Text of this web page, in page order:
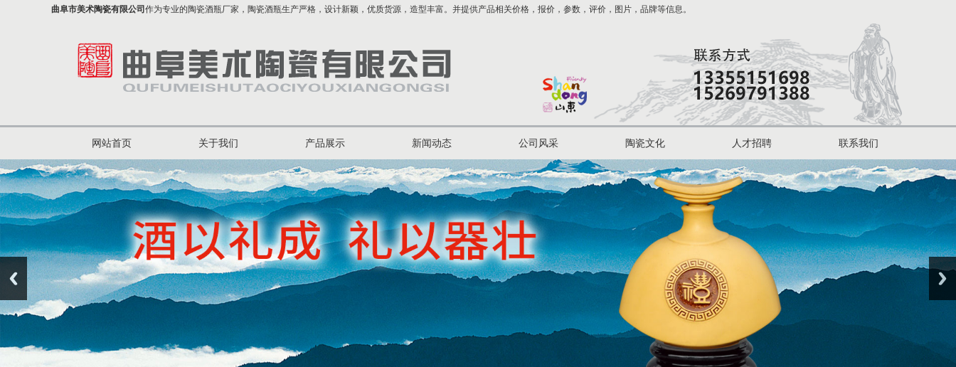
曲阜市美术陶瓷有限公司 作为专业的陶瓷酒瓶厂家，陶瓷酒瓶生产严格，设计新颖，优质货源，造型丰富。并提供产品相关价格，报价，参数，评价，图片，品牌等信息。
网站首页 关于我们 产品展示 新闻动态 公司风采 陶瓷文化 人才招聘 联系我们